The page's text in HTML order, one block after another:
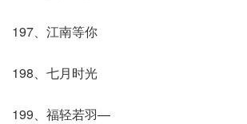
197、江南等你
198、七月时光
199、福轻若羽—